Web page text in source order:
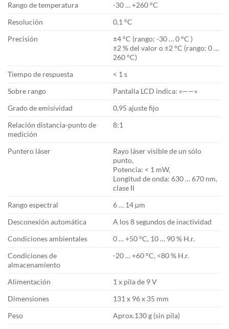
Rango de temperatura
-30 … +260 °C
Resolución
0,1 °C
Precisión
±4 °C (rango: -30 … 0 °C )
±2 % del valor o ±2 °C (rango: 0 …
260 °C)
Tiempo de respuesta
< 1 s
Sobre rango
Pantalla LCD indica: «——«
Grado de emisividad
0,95 ajuste fijo
Relación distancia-punto de
medición
8:1
Puntero láser
Rayo láser visible de un sólo
punto,
Potencia: < 1 mW,
Longitud de onda: 630 … 670 nm,
clase II
Rango espectral
6 … 14 µm
Desconexión automática
A los 8 segundos de inactividad
Condiciones ambientales
0 … +50 °C, 10 … 90 % H.r.
Condiciones de
almacenamiento
-20 … +60 °C, <80 % H.r.
Alimentación
1 x pila de 9 V
Dimensiones
131 x 96 x 35 mm
Peso
Aprox.130 g (sin pila)